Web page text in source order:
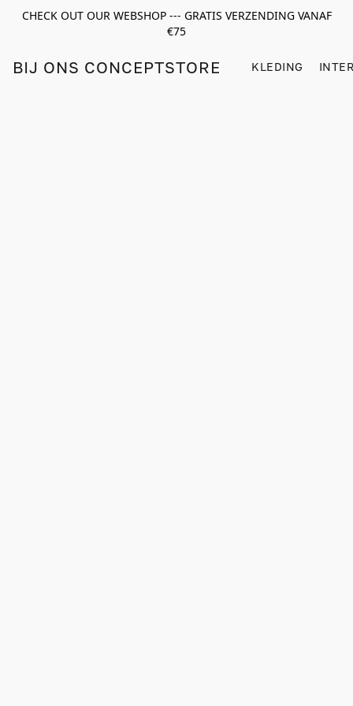
CHECK OUT OUR WEBSHOP --- GRATIS VERZENDING VANAF
€75
BIJ ONS CONCEPTSTORE KLEDING